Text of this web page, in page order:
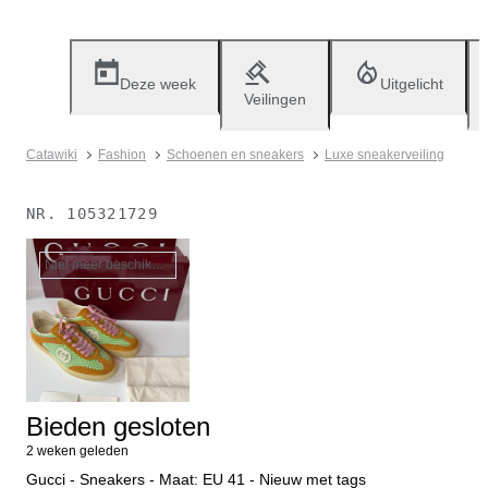
Deze week
Veilingen
Uitgelicht
Catawiki Fashion Schoenen en sneakers Luxe sneakerveiling
NR. 105321729
Niet meer beschikbaar
Bieden gesloten
2 weken geleden
Gucci - Sneakers - Maat: EU 41 - Nieuw met tags